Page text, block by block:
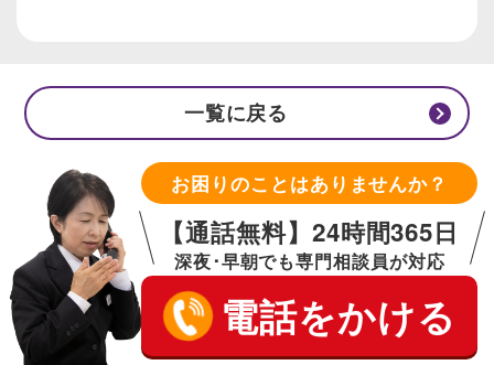
一覧に戻る
お困りのことはありませんか？
【通話無料】24時間365日
深夜･早朝でも専門相談員が対応
電話をかける